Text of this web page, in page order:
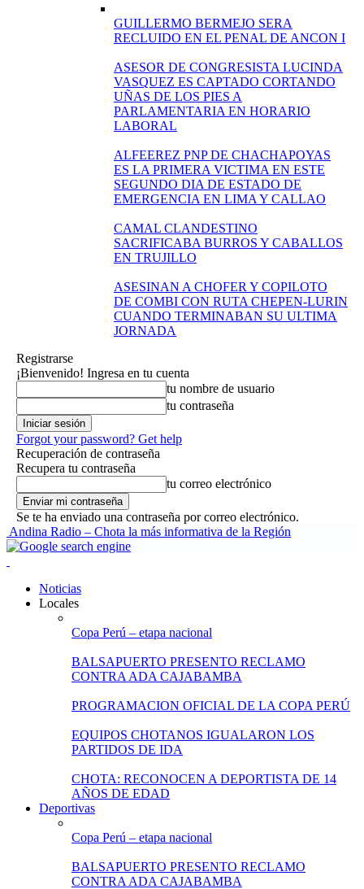
GUILLERMO BERMEJO SERA
RECLUIDO EN EL PENAL DE ANCON I
ASESOR DE CONGRESISTA LUCINDA
VASQUEZ ES CAPTADO CORTANDO
UÑAS DE LOS PIES A
PARLAMENTARIA EN HORARIO
LABORAL
ALFEEREZ PNP DE CHACHAPOYAS
ES LA PRIMERA VICTIMA EN ESTE
SEGUNDO DIA DE ESTADO DE
EMERGENCIA EN LIMA Y CALLAO
CAMAL CLANDESTINO
SACRIFICABA BURROS Y CABALLOS
EN TRUJILLO
ASESINAN A CHOFER Y COPILOTO
DE COMBI CON RUTA CHEPEN-LURIN
CUANDO TERMINABAN SU ULTIMA
JORNADA
Registrarse
¡Bienvenido! Ingresa en tu cuenta
tu nombre de usuario
tu contraseña
Forgot your password? Get help
Recuperación de contraseña
Recupera tu contraseña
tu correo electrónico
Se te ha enviado una contraseña por correo electrónico.
Andina Radio – Chota la más informativa de la Región
Noticias
Locales
Copa Perú – etapa nacional
BALSAPUERTO PRESENTO RECLAMO
CONTRA ADA CAJABAMBA
PROGRAMACION OFICIAL DE LA COPA PERÚ
EQUIPOS CHOTANOS IGUALARON LOS
PARTIDOS DE IDA
CHOTA: RECONOCEN A DEPORTISTA DE 14
AÑOS DE EDAD
Deportivas
Copa Perú – etapa nacional
BALSAPUERTO PRESENTO RECLAMO
CONTRA ADA CAJABAMBA